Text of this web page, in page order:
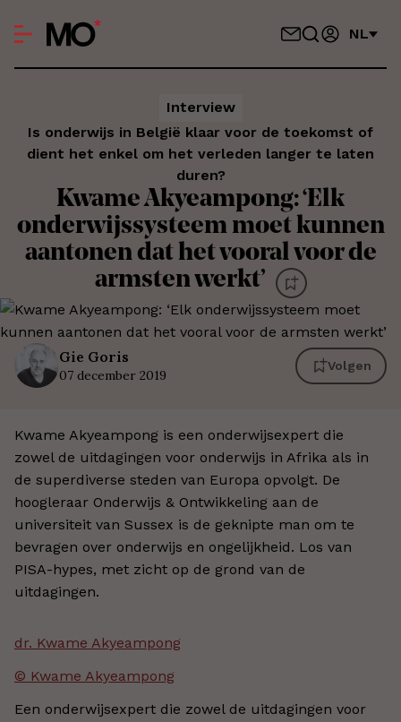
NL
Interview
Is onderwijs in België klaar voor de toekomst of
dient het enkel om het verleden langer te laten
duren?
Kwame Akyeampong: ‘Elk
onderwijssysteem moet kunnen
aantonen dat het vooral voor de
armsten werkt’
Gie Goris
07 december 2019
Volgen
Kwame Akyeampong is een onderwijsexpert die
zowel de uitdagingen voor onderwijs in Afrika als in
de superdiverse steden van Europa opvolgt. De
hoogleraar Onderwijs & Ontwikkeling aan de
universiteit van Sussex is de geknipte man om te
bevragen over onderwijs en ongelijkheid. Los van
PISA-hypes, met zicht op de grond van de
uitdagingen.
dr. Kwame Akyeampong
© Kwame Akyeampong
Een onderwijsexpert die zowel de uitdagingen voor